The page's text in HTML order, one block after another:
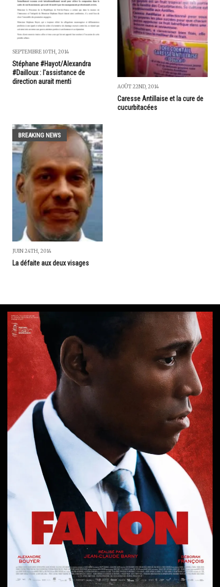
SEPTEMBRE 10TH, 2014
Stéphane #Hayot/Alexandra
#Dailloux : l'assistance de
direction aurait menti
AOÛT 22ND, 2014
Caresse Antillaise et la cure de
cucurbitacées
BREAKING NEWS
JUIN 24TH, 2014
La défaite aux deux visages